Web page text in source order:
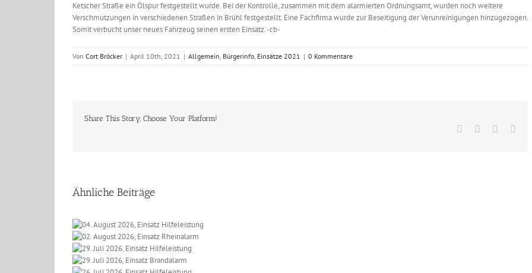
Ketscher Straße ein Ölspur festgestellt wurde. Bei der Kontrolle, zusammen mit dem alarmierten Ordnungsamt, wurden noch weitere
Verschmutzungen in verschiedenen Straßen in Brühl festgestellt. Eine Fachfirma wurde zur Beseitigung der Verunreinigungen hinzugezogen.
Somit verbucht unser neues Fahrzeug seinen ersten Einsatz. -cb-
Von Cort Bröcker | April 10th, 2021 | Allgemein, Bürgerinfo, Einsätze 2021 | 0 Kommentare
Share This Story, Choose Your Platform!
Facebook
Ähnliche Beiträge